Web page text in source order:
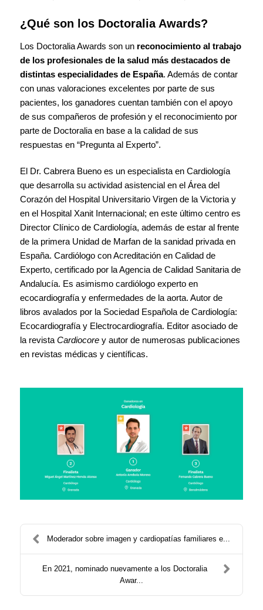
¿Qué son los Doctoralia Awards?
Los Doctoralia Awards son un reconocimiento al trabajo
de los profesionales de la salud más destacados de
distintas especialidades de España. Además de contar
con unas valoraciones excelentes por parte de sus
pacientes, los ganadores cuentan también con el apoyo
de sus compañeros de profesión y el reconocimiento por
parte de Doctoralia en base a la calidad de sus
respuestas en “Pregunta al Experto”.
El Dr. Cabrera Bueno es un especialista en Cardiología
que desarrolla su actividad asistencial en el Área del
Corazón del Hospital Universitario Virgen de la Victoria y
en el Hospital Xanit Internacional; en este último centro es
Director Clínico de Cardiología, además de estar al frente
de la primera Unidad de Marfan de la sanidad privada en
España. Cardiólogo con Acreditación en Calidad de
Experto, certificado por la Agencia de Calidad Sanitaria de
Andalucía. Es asimismo cardiólogo experto en
ecocardiografía y enfermedades de la aorta. Autor de
libros avalados por la Sociedad Española de Cardiología:
Ecocardiografía y Electrocardiografía. Editor asociado de
la revista Cardiocore y autor de numerosas publicaciones
en revistas médicas y científicas.
Moderador sobre imagen y cardiopatías familiares e...
En 2021, nominado nuevamente a los Doctoralia
Awar...